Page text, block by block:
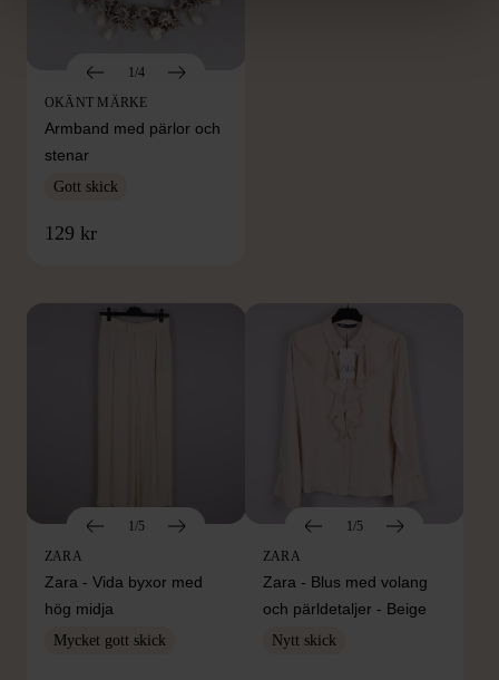
1/4
OKÄNT MÄRKE
Armband med pärlor och
stenar
Gott skick
129 kr
FRÅN SAMMA VARUMÄRKE
1/5
ZARA
Zara - Vida byxor med
hög midja
Mycket gott skick
1/5
ZARA
Zara - Blus med volang
och pärldetaljer - Beige
Nytt skick